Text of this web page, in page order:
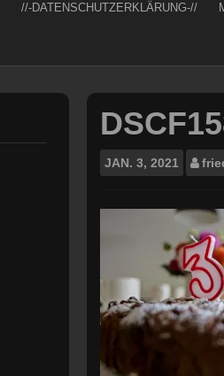
//-DATENSCHUTZERKLÄRUNG-//
JAN. 3, 2021